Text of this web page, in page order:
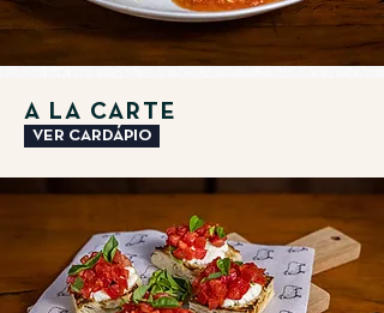
A LA CARTE
VER CARDÁPIO